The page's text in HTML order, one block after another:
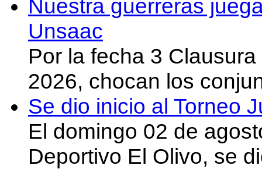
Nuestra guerreras
Unsaac
Por la fecha 3
2026, chocan los
Se dio inicio al Torneo
El domingo 02 de
Deportivo El Olivo, se